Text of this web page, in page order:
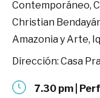
Contemporáneo,
Christian
Amazonia y Arte,
Dirección: Casa
7.30 pm |